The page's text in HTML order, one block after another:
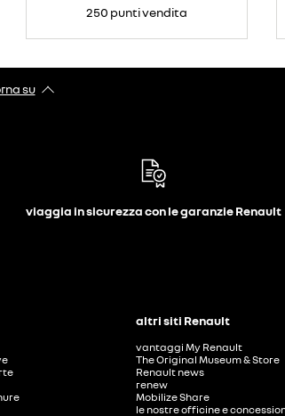
250 punti vendita
su
viaggia in sicurezza con le garanzie Renault
altri siti Renault
vantaggi My Renault
The Original Museum & Store
Renault news
renew
Mobilize Share
le nostre officine e